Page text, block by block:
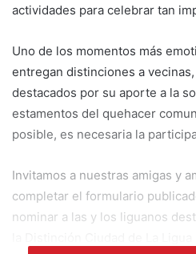
actividades para celebrar tan
Uno de los momentos más
entregan distinciones a
destacados por su aporte a la
estamentos del quehacer
posible, es necesaria la
Invitamos a nuestras amigas y
completar el formulario
nominar a las y los liguanos